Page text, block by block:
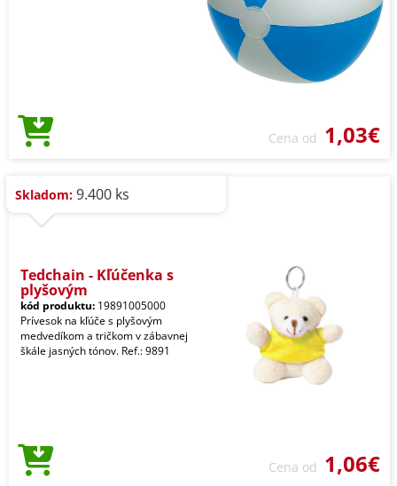
Cena od 1,03€
Skladom: 9.400 ks
Tedchain - Kľúčenka s
plyšovým
kód produktu: 19891005000
Prívesok na kľúče s plyšovým
medvedíkom a tričkom v zábavnej
škále jasných tónov. Ref.: 9891
Cena od 1,06€